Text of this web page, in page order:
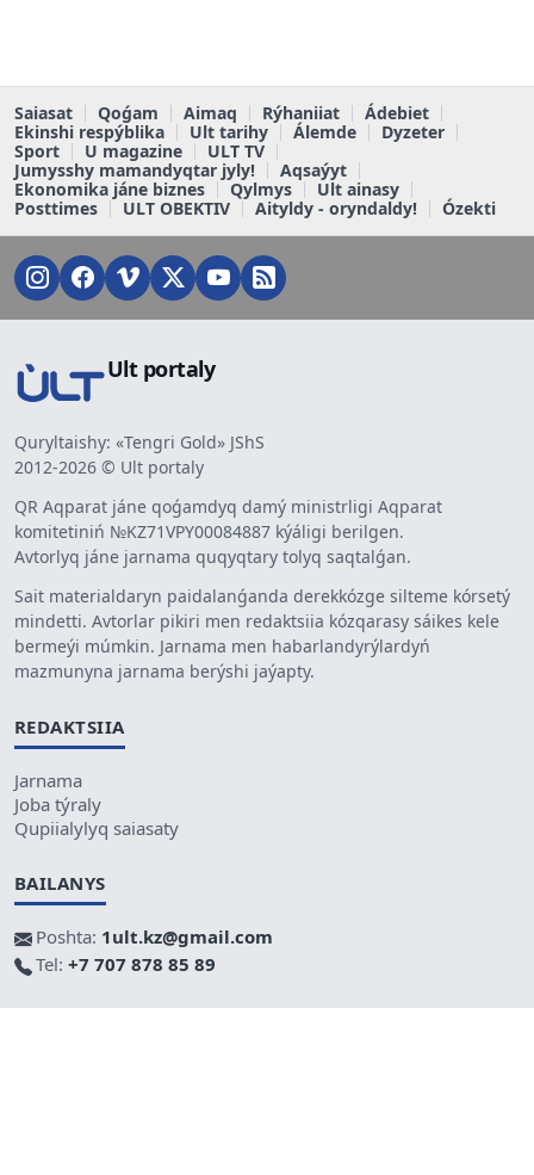
Saiasat Qoǵam Aimaq Rýhaniiat
Ádebiet
Ekinshi respýblika
Ult tarihy Álemde
Dyzeter
Sport
U magazine
ULT TV
Jumysshy mamandyqtar jyly!
Aqsaýyt
Ekonomika jáne biznes
Qylmys
Ult ainasy
Posttimes
ULT OBEKTIV Aityldy - oryndaldy! Ózekti
Ult portaly
Quryltaishy: «Tengri Gold» JShS
2012-2026 © Ult portaly
QR Aqparat jáne qoǵamdyq damý ministrligi Aqparat
komitetiniń №KZ71VPY00084887 kýáligi berilgen.
Avtorlyq jáne jarnama quqyqtary tolyq saqtalǵan.
Sait materialdaryn paidalanǵanda derekkózge silteme kórsetý
mindetti. Avtorlar pikiri men redaktsiia kózqarasy sáikes kele
bermeýi múmkin. Jarnama men habarlandyrýlardyń
mazmunyna jarnama berýshi jaýapty.
REDAKTSIIA
Jarnama
Joba týraly
Qupiialylyq saiasaty
BAILANYS
Poshta: 1ult.kz@gmail.com
Tel: +7 707 878 85 89